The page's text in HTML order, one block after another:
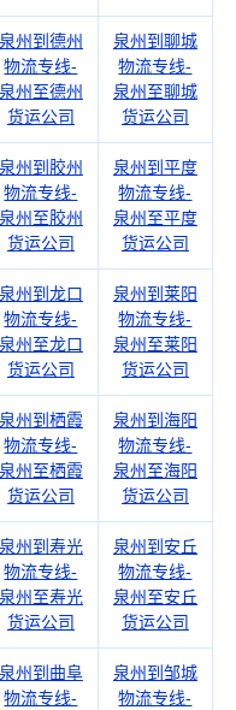
泉州到德州
物流专线-
泉州至德州
货运公司
泉州到聊城
物流专线-
泉州至聊城
货运公司
泉州到胶州
物流专线-
泉州至胶州
货运公司
泉州到平度
物流专线-
泉州至平度
货运公司
泉州到龙口
物流专线-
泉州至龙口
货运公司
泉州到莱阳
物流专线-
泉州至莱阳
货运公司
泉州到栖霞
物流专线-
泉州至栖霞
货运公司
泉州到海阳
物流专线-
泉州至海阳
货运公司
泉州到寿光
物流专线-
泉州至寿光
货运公司
泉州到安丘
物流专线-
泉州至安丘
货运公司
泉州到曲阜
物流专线-
泉州到邹城
物流专线-